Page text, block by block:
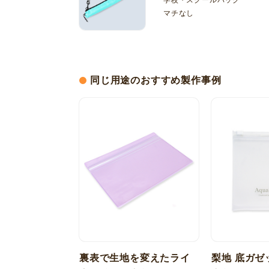
マチなし
同じ用途のおすすめ製作事例
裏表で生地を変えたライ
梨地 底ガゼ